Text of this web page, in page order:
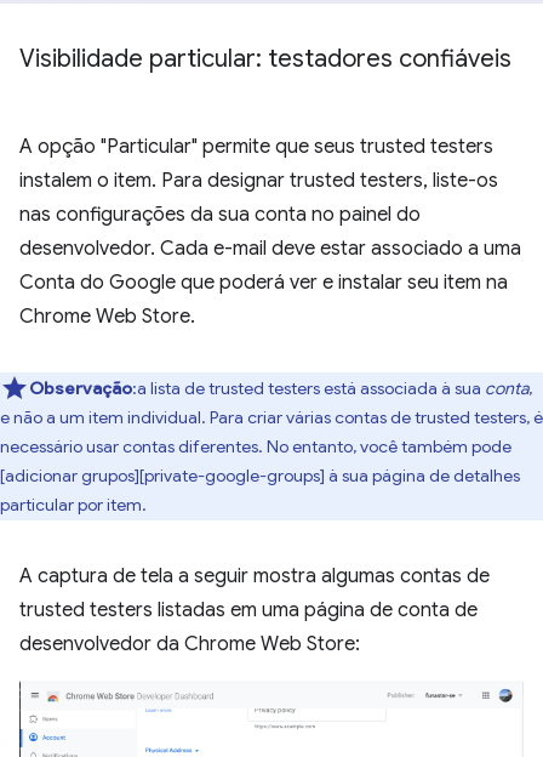
Visibilidade particular: testadores confiáveis
A opção "Particular" permite que seus trusted testers
instalem o item. Para designar trusted testers, liste-os
nas configurações da sua conta no painel do
desenvolvedor. Cada e-mail deve estar associado a uma
Conta do Google que poderá ver e instalar seu item na
Chrome Web Store.
Observação:a lista de trusted testers está associada à sua conta,
e não a um item individual. Para criar várias contas de trusted testers, é
necessário usar contas diferentes. No entanto, você também pode
[adicionar grupos][private-google-groups] à sua página de detalhes
particular por item.
A captura de tela a seguir mostra algumas contas de
trusted testers listadas em uma página de conta de
desenvolvedor da Chrome Web Store: